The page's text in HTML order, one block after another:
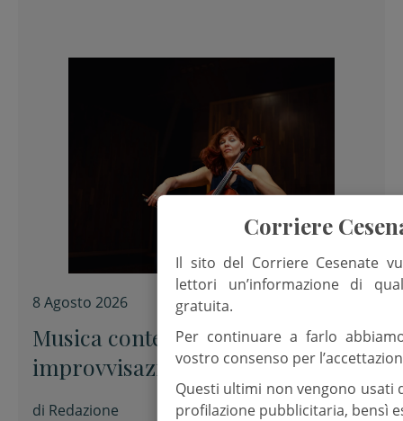
8 Agosto 2026
Musica contemporanea e
improvvisazione alla Fondazione
Tito Balestra di Longiano
di Redazione
Corriere
Il sito del Corriere Cesenate
lettori un’informazione di
gratuita.
Per continuare a farlo
vostro consenso per
Questi ultimi non vengono usati
profilazione pubblicitaria, bensì